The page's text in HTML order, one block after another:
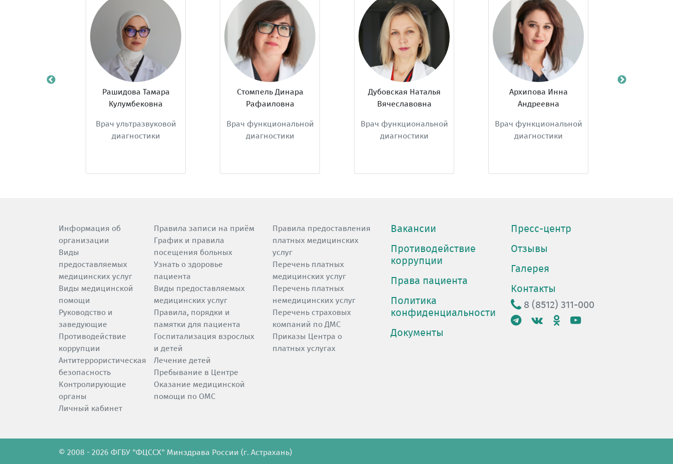
Рашидова Тамара
Врач ультразвуковой
Стомпель Динара
Врач функциональной
Дубовская Наталья
Врач функциональной
Врач функциональной
Врач ультразвуковой
Информация об
организации
Виды
предоставляемых
медицинских услуг
Виды медицинской
помощи
Руководство и
заведующие
Противодействие
коррупции
Антитеррористическая
безопасность
Контролирующие
органы
Личный кабинет
Правила записи на приём
График и правила
посещения больных
Узнать о здоровье
пациента
Виды предоставляемых
медицинских услуг
Правила, порядки и
памятки для пациента
Госпитализация взрослых
и детей
Лечение детей
Пребывание в Центре
Оказание медицинской
помощи по ОМС
Правила предоставления
платных медицинских
услуг
Перечень платных
медицинских услуг
Перечень платных
немедицинских услуг
Перечень страховых
компаний по ДМС
Приказы Центра о
платных услугах
Вакансии
Противодействие
коррупции
Права пациента
Политика
конфиденциальности
Документы
Пресс-центр
Отзывы
Галерея
Контакты
8 (8512) 311-000
© 2008 - 2026 ФГБУ "ФЦССХ" Минздрава России (г. Астрахань)